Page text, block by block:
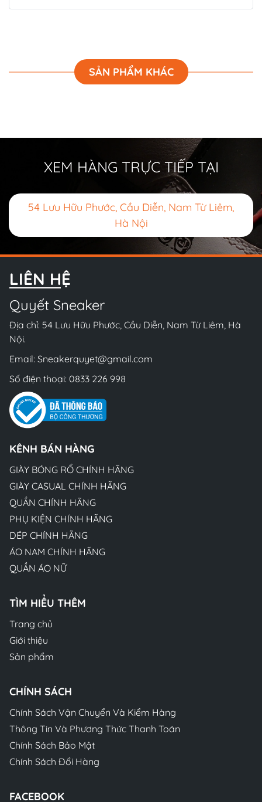
SẢN PHẨM KHÁC
XEM HÀNG TRỰC TIẾP TẠI
54 Lưu Hữu Phước, Cầu Diễn, Nam Từ Liêm,
Hà Nội
LIÊN HỆ
Quyết Sneaker
Địa chỉ: 54 Lưu Hữu Phước, Cầu Diễn, Nam Từ Liêm, Hà
Nội.
Email: Sneakerquyet@gmail.com
Số điện thoại: 0833 226 998
KÊNH BÁN HÀNG
GIÀY BÓNG RỔ CHÍNH HÃNG
GIÀY CASUAL CHÍNH HÃNG
QUẦN CHÍNH HÃNG
PHỤ KIỆN CHÍNH HÃNG
DÉP CHÍNH HÃNG
ÁO NAM CHÍNH HÃNG
QUẦN ÁO NỮ
TÌM HIỂU THÊM
Trang chủ
Giới thiệu
Sản phẩm
CHÍNH SÁCH
Chính Sách Vận Chuyển Và Kiểm Hàng
Thông Tin Và Phương Thức Thanh Toán
Chính Sách Bảo Mật
Chính Sách Đổi Hàng
FACEBOOK